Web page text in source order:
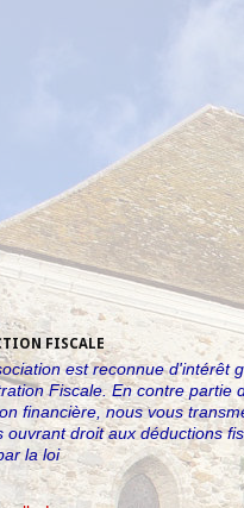
FISCALE
est reconnue d'intérêt
Fiscale. En contre partie
financière, nous vous
ouvrant droit aux déductions
la loi